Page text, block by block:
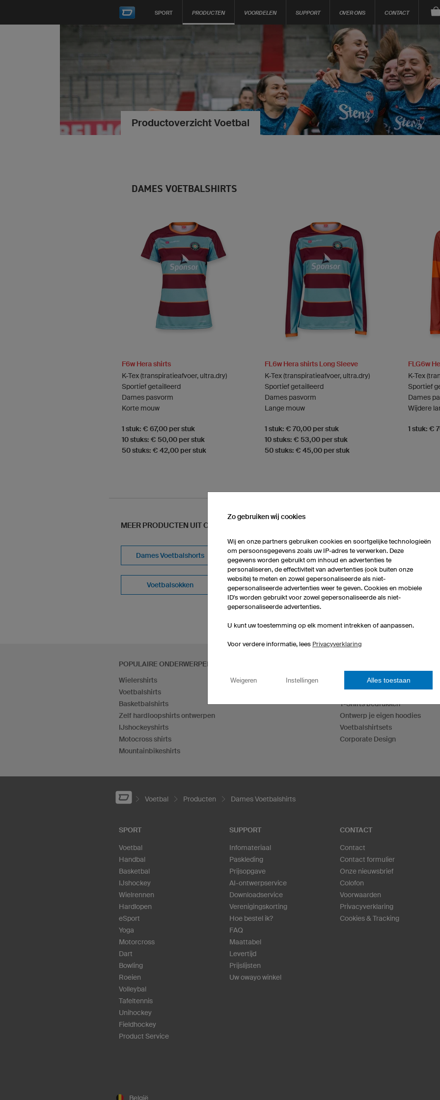
SPORT PRODUCTEN VOORDELEN SUPPORT OVER ONS CONTACT
Productoverzicht Voetbal
DAMES VOETBALSHIRTS
F6w Hera shirts
K-Tex (transpiratieafvoer, ultra.dry)
Sportief getailleerd
Dames pasvorm
Korte mouw
1 stuk: € 67,00 per stuk
10 stuks: € 50,00 per stuk
50 stuks: € 42,00 per stuk
FL6w Hera shirts Long Sleeve
K-Tex (transpiratieafvoer, ultra.dry)
Sportief getailleerd
Dames pasvorm
Lange mouw
1 stuk: € 70,00 per stuk
10 stuks: € 53,00 per stuk
50 stuks: € 45,00 per stuk
FLG6w
K-Tex
Sportief
Dames
Wijdere
1 stuk: €
MEER PRODUCTEN UIT ONS ASSORTIMENT
Dames Voetbalshorts Voetbalsokken Kids Voetbalshirts
Voetbalsokken Elleboogbeschermers
POPULAIRE ONDERWERPEN
Wielershirts
Voetbalshirts
Basketbalshirts
Zelf hardloopshirts ontwerpen
IJshockeyshirts
Motocross shirts
Mountainbikeshirts
eSportshirts
Dartshirts
T-Shirts bedrukken
Ontwerp je eigen hoodies
Voetbalshirtsets
Corporate Design
Voetbal Producten Dames Voetbalshirts
SPORT
Voetbal
Handbal
Basketbal
IJshockey
Wielrennen
Hardlopen
eSport
Yoga
Motorcross
Dart
Bowling
Roeien
Volleybal
Tafeltennis
Unihockey
Fieldhockey
Product Service
SUPPORT
Infomateriaal
Paskleding
Prijsopgave
AI-ontwerpservice
Downloadservice
Verenigingskorting
Hoe bestel ik?
FAQ
Maattabel
Levertijd
Prijslijsten
Uw owayo winkel
CONTACT
Contact
Contact formulier
Onze nieuwsbrief
Colofon
Voorwaarden
Privacyverklaring
Cookies & Tracking
België
Zo gebruiken wij cookies
Wij en onze partners gebruiken cookies en soortgelijke technologieën
om persoonsgegevens zoals uw IP-adres te verwerken. Deze
gegevens worden gebruikt om inhoud en advertenties te
personaliseren, de effectiviteit van advertenties (ook buiten onze
website) te meten en zowel gepersonaliseerde als niet-
gepersonaliseerde advertenties weer te geven. Cookies en mobiele
ID's worden gebruikt voor zowel gepersonaliseerde als niet-
gepersonaliseerde advertenties.
U kunt uw toestemming op elk moment intrekken of aanpassen.
Voor verdere informatie, lees Privacyverklaring
Weigeren Instellingen Alles toestaan